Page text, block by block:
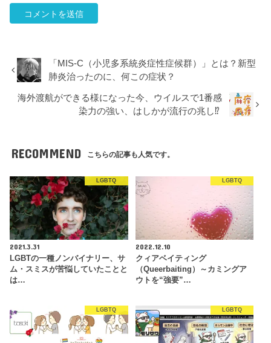
「MIS-C（小児多系統炎症性症候群）」とは？新型
肺炎治ったのに、何この症状？
海外渡航ができる様になった今、ウイルスで1番感
染力の強い、はしかが流行の兆し⁉︎
RECOMMEND こちらの記事も人気です。
LGBTQ
2021.3.31
LGBTの一種ノンバイナリー、サ
ム・スミスが苦悩していたことと
は…
LGBTQ
2022.12.10
クィアベイティング
（Queerbaiting）～カミングア
ウトを“強要”…
LGBTQ LGBTQ